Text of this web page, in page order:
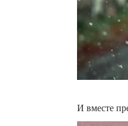
И вместе